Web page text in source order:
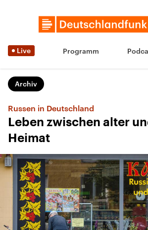
Live Programm
Archiv
Russen in Deutschland
Leben zwischen alter
Heimat